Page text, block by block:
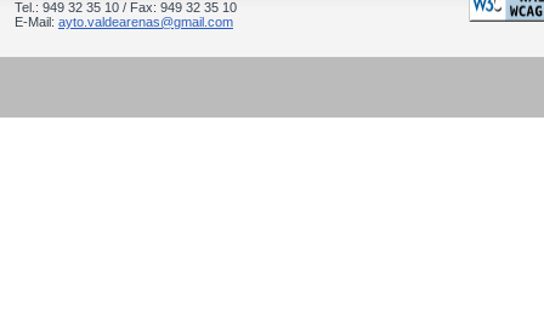
Tel.: 949 32 35 10 / Fax: 949 32 35 10
E-Mail: ayto.valdearenas@gmail.com